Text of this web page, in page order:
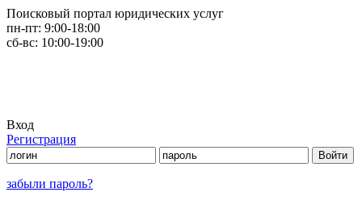
Поисковый портал юридических услуг
пн-пт: 9:00-18:00
сб-вс: 10:00-19:00
Вход
Регистрация
забыли пароль?